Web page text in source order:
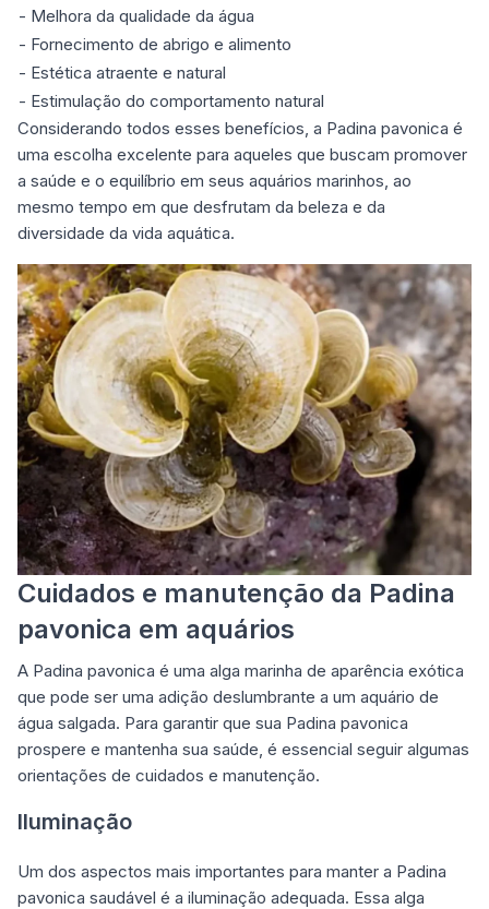
- Melhora da qualidade da água
- Fornecimento de abrigo e alimento
- Estética atraente e natural
- Estimulação do comportamento natural
Considerando todos esses benefícios, a Padina pavonica é
uma escolha excelente para aqueles que buscam promover
a saúde e o equilíbrio em seus aquários marinhos, ao
mesmo tempo em que desfrutam da beleza e da
diversidade da vida aquática.
Cuidados e manutenção da Padina
pavonica em aquários
A Padina pavonica é uma alga marinha de aparência exótica
que pode ser uma adição deslumbrante a um aquário de
água salgada. Para garantir que sua Padina pavonica
prospere e mantenha sua saúde, é essencial seguir algumas
orientações de cuidados e manutenção.
Iluminação
Um dos aspectos mais importantes para manter a Padina
pavonica saudável é a iluminação adequada. Essa alga